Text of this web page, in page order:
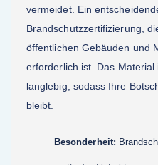
vermeidet. Ein
Brandschutzzertifizierung,
öffentlichen Gebäuden und
erforderlich ist. Das
langlebig, sodass Ihre
bleibt.
Besonderheit: